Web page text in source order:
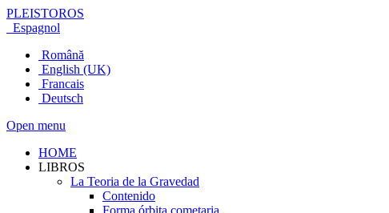
PLEISTOROS
Espagnol
Română
English (UK)
Francais
Deutsch
Open menu
HOME
LIBROS
La Teoria de la Gravedad
Contenido
Forma órbita cometaria